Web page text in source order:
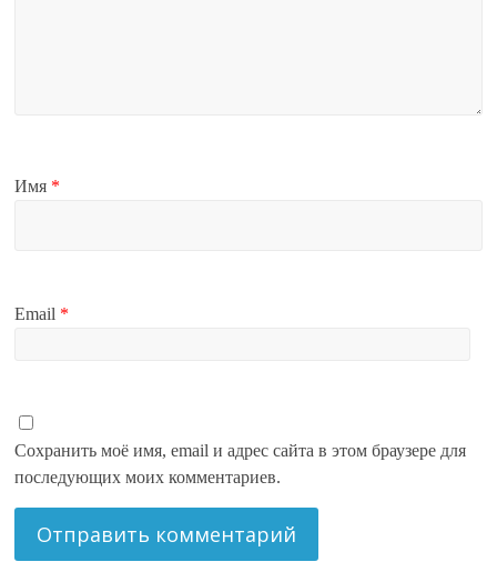
Имя *
Email *
Сохранить моё имя, email и адрес сайта в этом браузере для
последующих моих комментариев.